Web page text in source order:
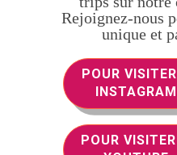
Rejoignez-nous
unique et
POUR
POUR